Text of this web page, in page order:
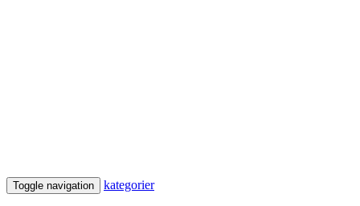
Toggle navigation kategorier